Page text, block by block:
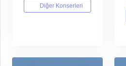
Diğer Konserleri